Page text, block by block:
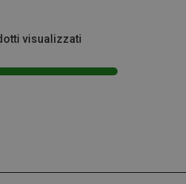
visualizzati